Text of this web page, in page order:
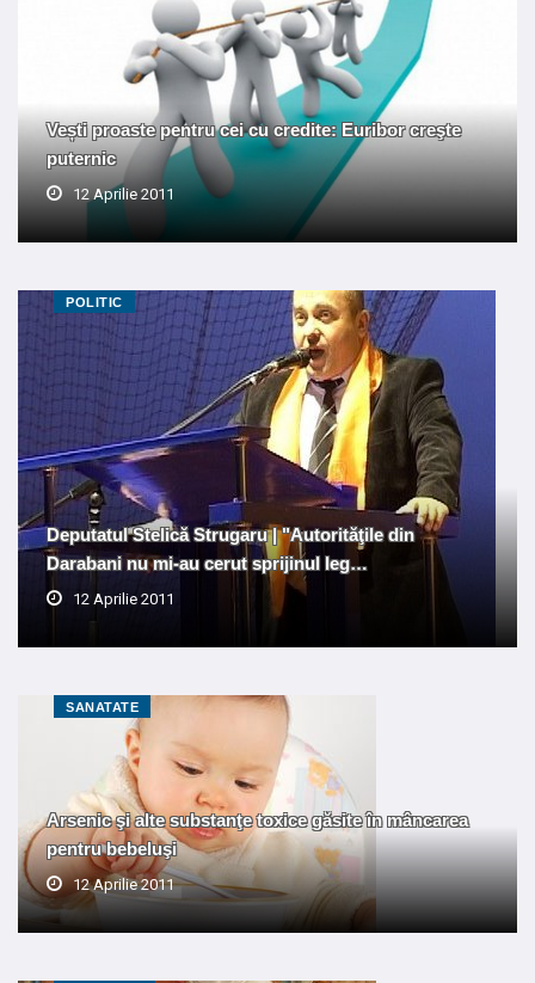
Vești proaste pentru cei cu credite: Euribor creşte
puternic
12 Aprilie 2011
POLITIC
Deputatul Stelică Strugaru | "Autorităţile din
Darabani nu mi-au cerut sprijinul leg…
12 Aprilie 2011
SANATATE
Arsenic şi alte substanţe toxice găsite în mâncarea
pentru bebeluşi
12 Aprilie 2011